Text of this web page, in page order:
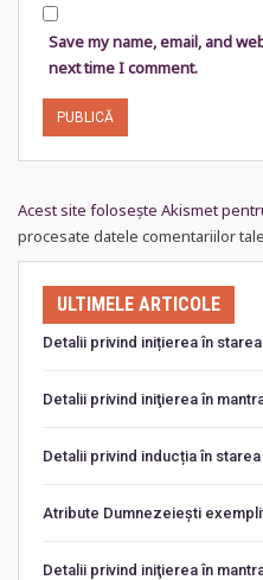
Save my name, email, and
next time I comment.
Acest site folosește Akismet
procesate datele comentariilor tale
ULTIMELE ARTICOLE
Detalii privind inițierea în
Detalii privind iniţierea în
Detalii privind inducția în
Atribute Dumnezeiești
Detalii privind iniţierea în